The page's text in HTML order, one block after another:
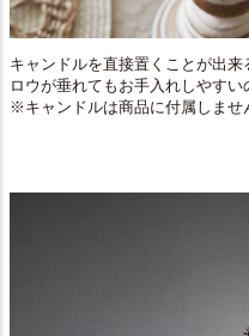
キャンドルを直接置くことが出来
ロウが垂れてもお手入れしやすい
※キャンドルは商品に付属しませ